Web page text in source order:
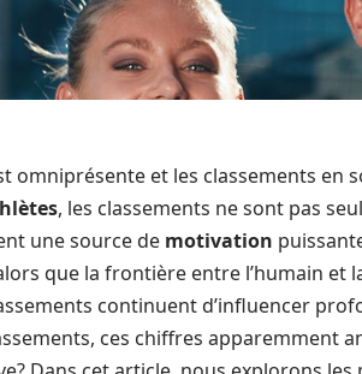
omniprésente et les classements en
, les classements ne sont pas
une source de motivation
que la frontière entre l’humain et
continuent d’influencer
ces chiffres apparemment